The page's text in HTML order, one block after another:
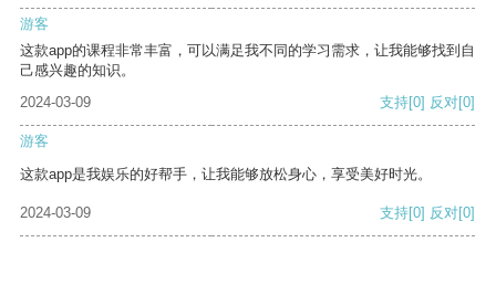
游客
这款app的课程非常丰富，可以满足我不同的学习需求，让我能够找到自
己感兴趣的知识。
2024-03-09
支持[0] 反对[0]
游客
这款app是我娱乐的好帮手，让我能够放松身心，享受美好时光。
2024-03-09 支持[0] 反对[0]